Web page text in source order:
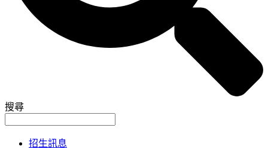
搜尋
招生訊息